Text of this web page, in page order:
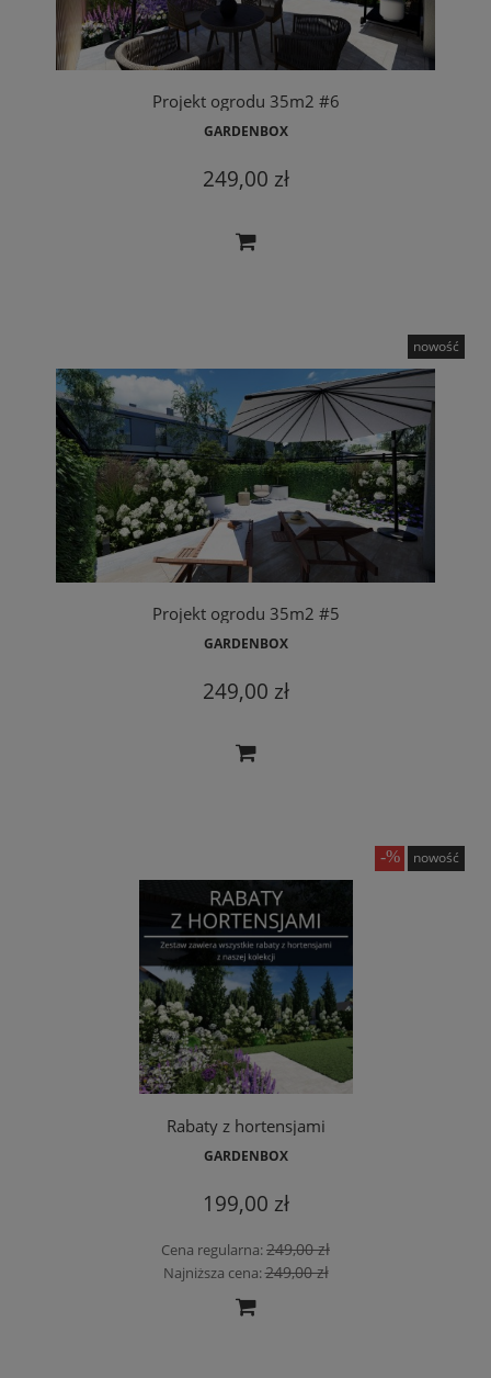
Projekt ogrodu 35m2 #6
GARDENBOX
249,00 zł
Projekt ogrodu 35m2 #5
GARDENBOX
249,00 zł
nowość
Rabaty z hortensjami
GARDENBOX
199,00 zł
Cena regularna:249,00 zł
Najniższa cena:249,00 zł
nowość